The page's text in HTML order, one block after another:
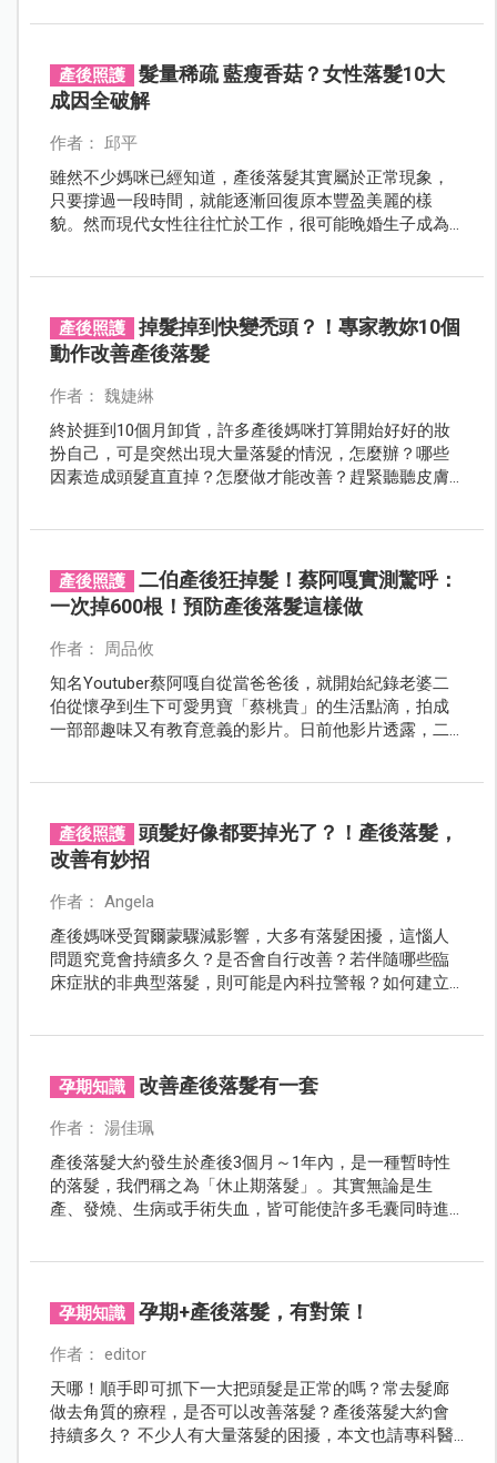
產後照護
髮量稀疏 藍瘦香菇？女性落髮10大
成因全破解
作者： 邱平
雖然不少媽咪已經知道，產後落髮其實屬於正常現象，
只要撐過一段時間，就能逐漸回復原本豐盈美麗的樣
貌。然而現代女性往往忙於工作，很可能晚婚生子成為
為更年期？或是壓力過大？本期特別整理女性落髮10大
成因，並教您如何改善與保養，重現飛揚閃耀的亮麗秀
髮！
產後照護
掉髮掉到快變禿頭？！專家教妳10個
動作改善產後落髮
作者： 魏婕綝
終於捱到10個月卸貨，許多產後媽咪打算開始好好的妝
扮自己，可是突然出現大量落髮的情況，怎麼辦？哪些
因素造成頭髮直直掉？怎麼做才能改善？趕緊聽聽皮膚
產後照護
二伯產後狂掉髮！蔡阿嘎實測驚呼：
一次掉600根！預防產後落髮這樣做
作者： 周品攸
知名Youtuber蔡阿嘎自從當爸爸後，就開始紀錄老婆二
伯從懷孕到生下可愛男寶「蔡桃貴」的生活點滴，拍成
一部部趣味又有教育意義的影片。日前他影片透露，二
產後照護
頭髮好像都要掉光了？！產後落髮，
改善有妙招
作者： Angela
產後媽咪受賀爾蒙驟減影響，大多有落髮困擾，這惱人
問題究竟會持續多久？是否會自行改善？若伴隨哪些臨
床症狀的非典型落髮，則可能是內科拉警報？如何建立
孕期知識 改善產後落髮有一套
作者： 湯佳珮
產後落髮大約發生於產後3個月～1年內，是一種暫時性
的落髮，我們稱之為「休止期落髮」。其實無論是生
產、發燒、生病或手術失血，皆可能使許多毛囊同時進
憂。
孕期知識 孕期+產後落髮，有對策！
作者： editor
天哪！順手即可抓下一大把頭髮是正常的嗎？常去髮廊
做去角質的療程，是否可以改善落髮？產後落髮大約會
持續多久？ 不少人有大量落髮的困擾，本文也請專科醫